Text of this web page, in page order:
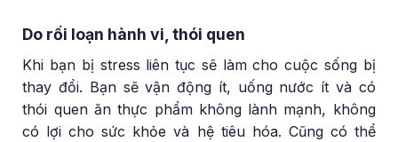
Do rối loạn hành vi, thói quen
Khi bạn bị stress liên tục sẽ làm cho cuộc sống bị
thay đổi. Bạn sẽ vận động ít, uống nước ít và có
thói quen ăn thực phẩm không lành mạnh, không
có lợi cho sức khỏe và hệ tiêu hóa. Cũng có thể